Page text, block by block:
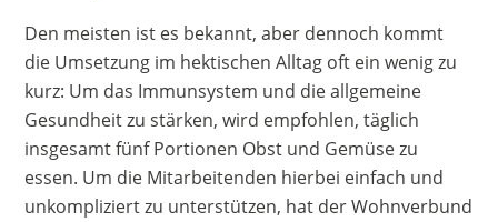
Den meisten ist es bekannt, aber dennoch kommt
die Umsetzung im hektischen Alltag oft ein wenig zu
kurz: Um das Immunsystem und die allgemeine
Gesundheit zu stärken, wird empfohlen, täglich
insgesamt fünf Portionen Obst und Gemüse zu
essen. Um die Mitarbeitenden hierbei einfach und
unkompliziert zu unterstützen, hat der Wohnverbund